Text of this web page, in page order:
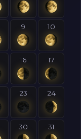
9 10
16 17
23 24
30 31